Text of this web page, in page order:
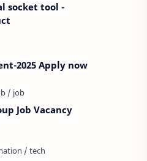
socket tool -
2025 Apply now
Job Vacancy